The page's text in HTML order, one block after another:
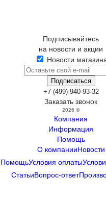
Подписывайтесь
на новости и акции
Новости
+7 (499) 940-93-32
Заказать звонок
2026 ©
Компания
Информация
Помощь
О компанииНовости
ПомощьУсловия оплаты
СтатьиВопрос-ответ